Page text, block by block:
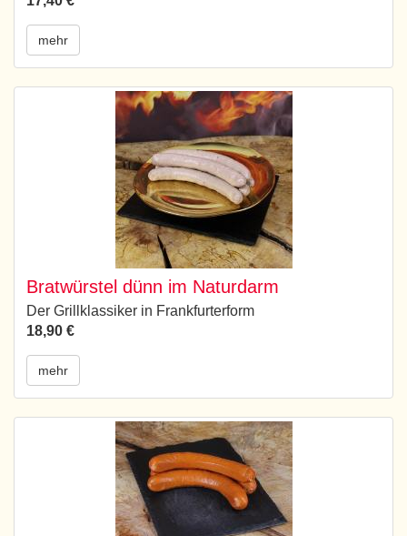
mehr
Bratwürstel dünn im Naturdarm
Der Grillklassiker in Frankfurterform
18,90 €
mehr